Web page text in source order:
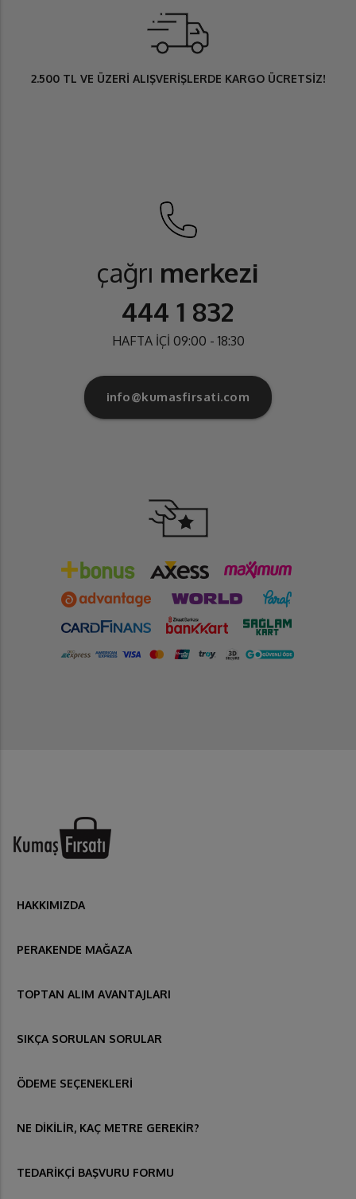
2.500 TL VE ÜZERİ ALIŞVERİŞLERDE KARGO ÜCRETSİZ!
çağrı merkezi
444 1 832
HAFTA İÇİ 09:00 - 18:30
info@kumasfirsati.com
HAKKIMIZDA
PERAKENDE MAĞAZA
TOPTAN ALIM AVANTAJLARI
SIKÇA SORULAN SORULAR
ÖDEME SEÇENEKLERİ
NE DİKİLİR, KAÇ METRE GEREKİR?
TEDARİKÇİ BAŞVURU FORMU